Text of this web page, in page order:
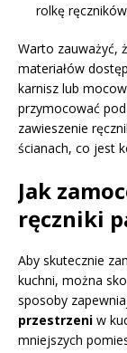
rolkę
Warto zauważyć,
materiałów
karnisz lub
przymocować
zawieszenie
ścianach, co jest
Jak
ręczniki
Aby skutecznie
kuchni, można
sposoby
przestrzeni w
mniejszych